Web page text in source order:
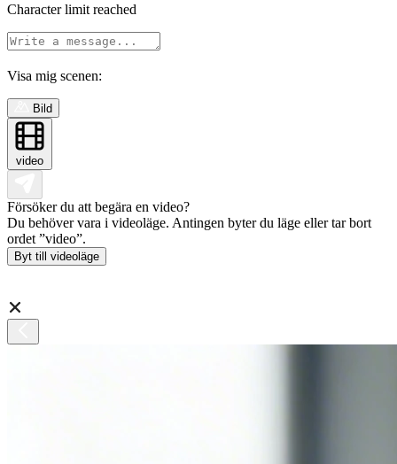
Character limit reached
Visa mig scenen:
Bild
video
Försöker du att begära en video?
Du behöver vara i videoläge. Antingen byter du läge eller tar bort
ordet ”video”.
Byt till videoläge